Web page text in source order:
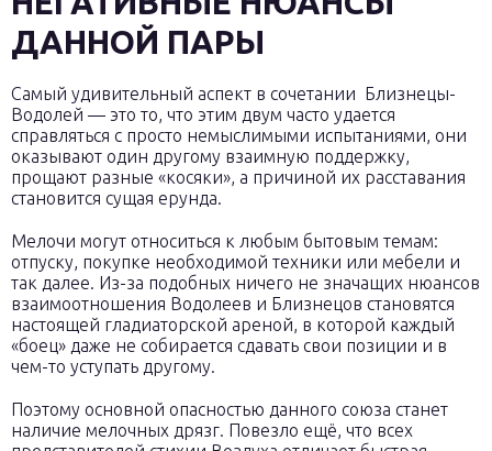
ДАННОЙ ПАРЫ
Самый удивительный аспект в сочетании Близнецы-
Водолей — это то, что этим двум часто удается
справляться с просто немыслимыми испытаниями, они
оказывают один другому взаимную поддержку,
прощают разные «косяки», а причиной их расставания
становится сущая ерунда.
Мелочи могут относиться к любым бытовым темам:
отпуску, покупке необходимой техники или мебели и
так далее. Из-за подобных ничего не значащих нюансов
взаимоотношения Водолеев и Близнецов становятся
настоящей гладиаторской ареной, в которой каждый
«боец» даже не собирается сдавать свои позиции и в
чем-то уступать другому.
Поэтому основной опасностью данного союза станет
наличие мелочных дрязг. Повезло ещё, что всех